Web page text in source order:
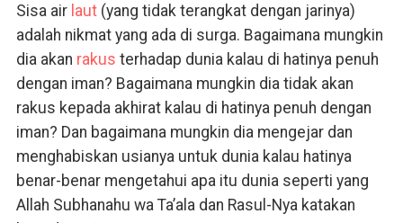
Sisa air laut(yang tidak terangkat dengan jarinya)
adalah nikmat yang ada di surga. Bagaimana mungkin
dia akan rakus terhadap dunia kalau di hatinya penuh
dengan iman? Bagaimana mungkin dia tidak akan
rakus kepada akhirat kalau di hatinya penuh dengan
iman? Dan bagaimana mungkin dia mengejar dan
menghabiskan usianya untuk dunia kalau hatinya
benar-benar mengetahui apa itu dunia seperti yang
Allah Subhanahu wa Ta’ala dan Rasul-Nya katakan